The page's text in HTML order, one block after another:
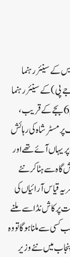
کے سینئر رہنما
پی) کے سینئر رہنما
اور مرکزی وزیر داخلہ امت شاہ کی رہائش گاہ پر پہنچے شام 6 بجے کے قریب ،
مسٹر شاہ کی رہائش
یہاں آئے تھے اور
گاہ سے ہٹا کر نئے
یہ قیاس آرائیاں کی
پرکاش نڈا سے ملنے
سے ملنا ہوگا تو وہ
میں نئے وزیر